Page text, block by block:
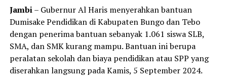
Jambi– Gubernur Al Haris menyerahkan bantuan
Dumisake Pendidikan di Kabupaten Bungo dan Tebo
dengan penerima bantuan sebanyak 1.061 siswa SLB,
SMA, dan SMK kurang mampu. Bantuan ini berupa
peralatan sekolah dan biaya pendidikan atau SPP yang
diserahkan langsung pada Kamis, 5 September 2024.